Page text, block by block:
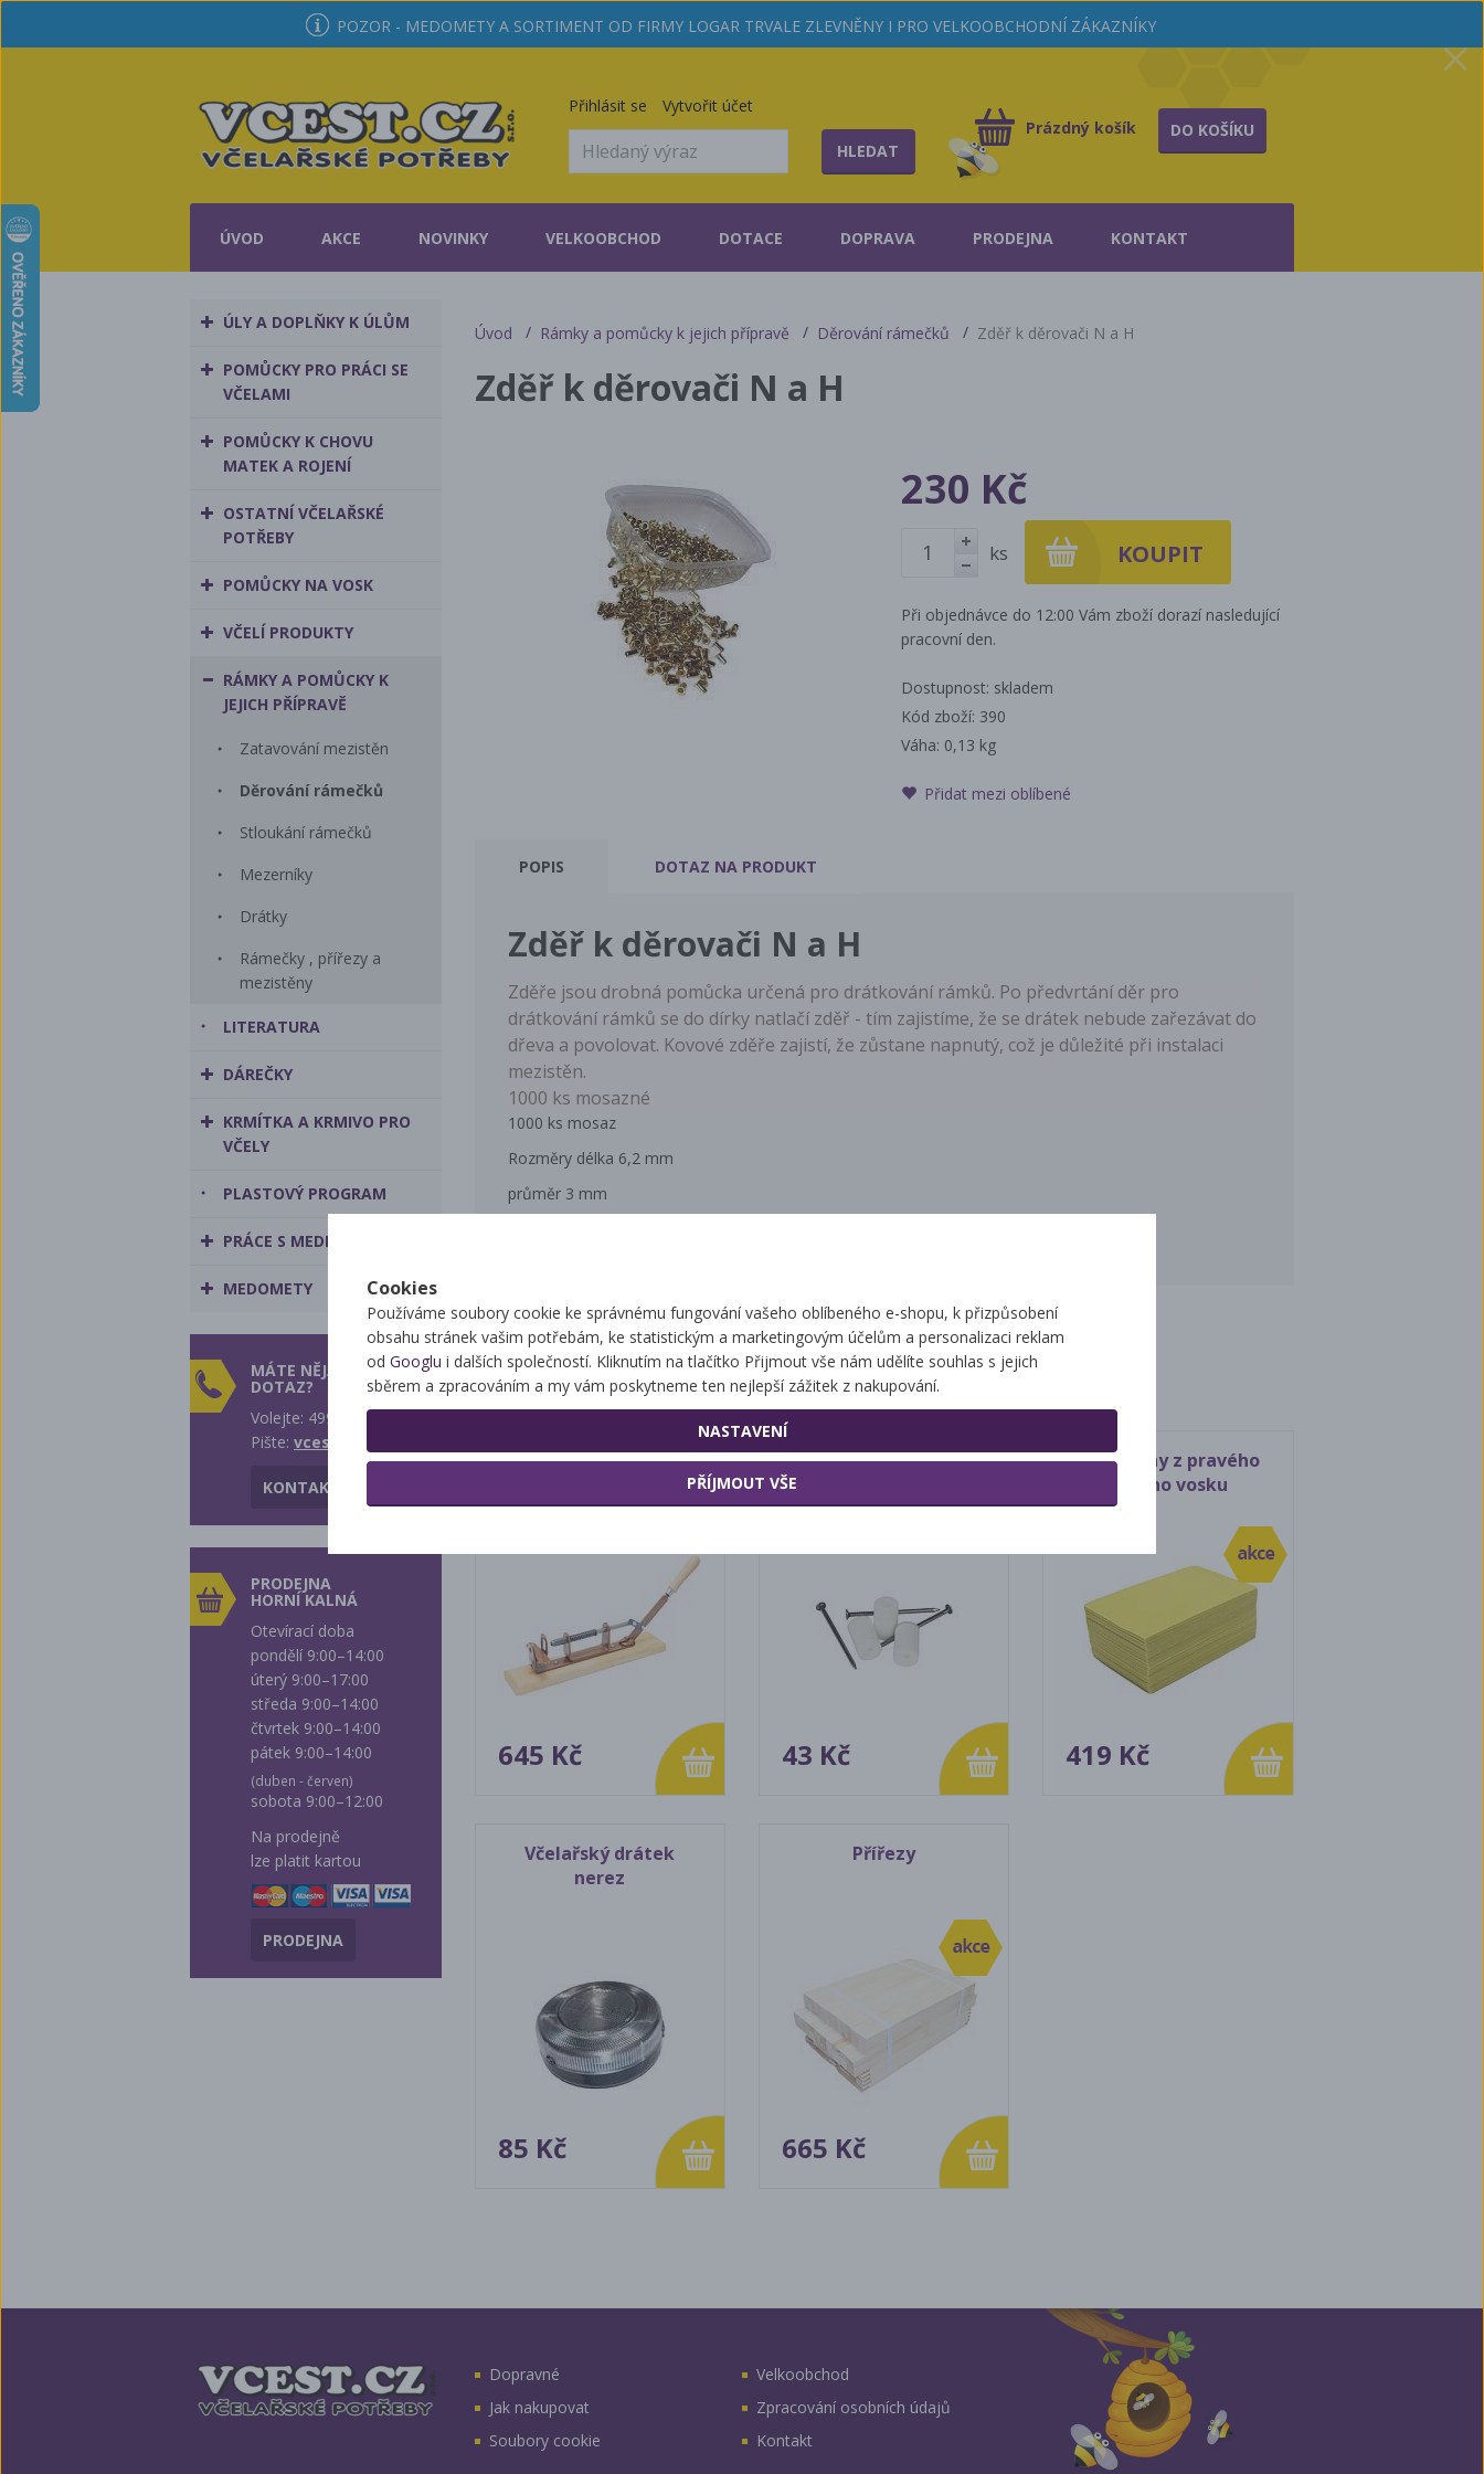
POZOR - MEDOMETY A SORTIMENT OD FIRMY LOGAR TRVALE ZLEVNĚNY I PRO VELKOOBCHODNÍ ZÁKAZNÍKY
Přihlásit se Vytvořit účet
HLEDAT
Prázdný košík DO KOŠÍKU
ÚVOD AKCE NOVINKY VELKOOBCHOD DOTACE DOPRAVA PRODEJNA KONTAKT
ÚLY A DOPLŇKY K ÚLŮM
POMŮCKY PRO PRÁCI SE
VČELAMI
POMŮCKY K CHOVU
MATEK A ROJENÍ
OSTATNÍ VČELAŘSKÉ
POTŘEBY
POMŮCKY NA VOSK
VČELÍ PRODUKTY
RÁMKY A POMŮCKY K
JEJICH PŘÍPRAVĚ
Zatavování mezistěn
Děrování rámečků
Stloukání rámečků
Mezerníky
Drátky
Rámečky , přířezy a
mezistěny
LITERATURA
DÁREČKY
KRMÍTKA A KRMIVO PRO
VČELY
PLASTOVÝ PROGRAM
PRÁCE S MEDEM
MEDOMETY
MÁTE NĚJAKÝ
DOTAZ?
Volejte: 499 431 242
Pište: vcest@vcest.cz
KONTAKTY
PRODEJNA
HORNÍ KALNÁ
Otevírací doba
pondělí 9:00–14:00
úterý 9:00–17:00
středa 9:00–14:00
čtvrtek 9:00–14:00
pátek 9:00–14:00
(duben - červen)
sobota 9:00–12:00
Na prodejně
lze platit kartou
PRODEJNA
Úvod Rámky a pomůcky k jejich přípravě Děrování rámečků Zděř k děrovači N a H
Zděř k děrovači N a H
230 Kč
+
ks
Při objednávce do 12:00 Vám zboží dorazí nasledující
pracovní den.
Dostupnost: skladem
Kód zboží: 390
Váha: 0,13 kg
Přidat mezi oblíbené
POPIS DOTAZ NA PRODUKT
Zděř k děrovači N a H
Zděře jsou drobná pomůcka určená pro drátkování rámků. Po předvrtání děr pro
drátkování rámků se do dírky natlačí zděř - tím zajistíme, že se drátek nebude zařezávat do
dřeva a povolovat. Kovové zděře zajistí, že zůstane napnutý, což je důležité při instalaci
mezistěn.
1000 ks mosazné
1000 ks mosaz
Rozměry délka 6,2 mm
průměr 3 mm
Související zboží
Děrovač rámků
645 Kč
Mezerníky s hřebíčky
43 Kč
Mezistěny z pravého
včelího vosku
419 Kč
Včelařský drátek
nerez
85 Kč
Přířezy
665 Kč
Dopravné
Velkoobchod
Jak nakupovat
Zpracování osobních údajů
Soubory cookie
Kontakt
Cookies
Používáme soubory cookie ke správnému fungování vašeho oblíbeného e-shopu, k přizpůsobení
obsahu stránek vašim potřebám, ke statistickým a marketingovým účelům a personalizaci reklam
od Googlu i dalších společností. Kliknutím na tlačítko Přijmout vše nám udělíte souhlas s jejich
sběrem a zpracováním a my vám poskytneme ten nejlepší zážitek z nakupování.
NASTAVENÍ
PŘÍJMOUT VŠE